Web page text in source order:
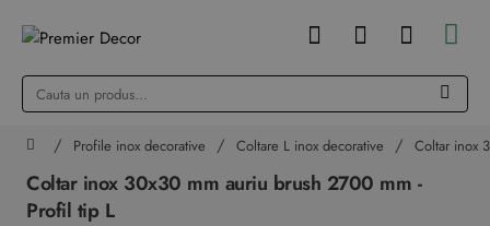
Cauta
produs...
Coltar inox 30x30 mm auriu brush 2700 mm -
Profil tip L
home
Profile inox decorative Coltare L inox decorative Coltar inox